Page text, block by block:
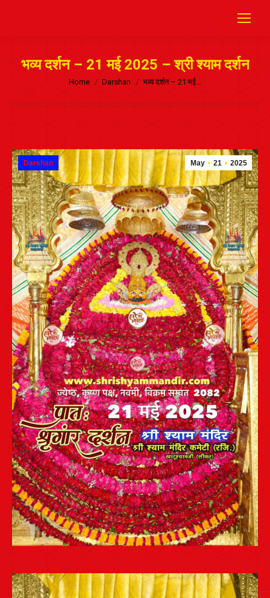
भव्य दर्शन – 21 मई 2025 – श्री श्याम दर्शन
Home Darshan भव्य दर्शन – 21 मई…
May 21 2025
Darshan